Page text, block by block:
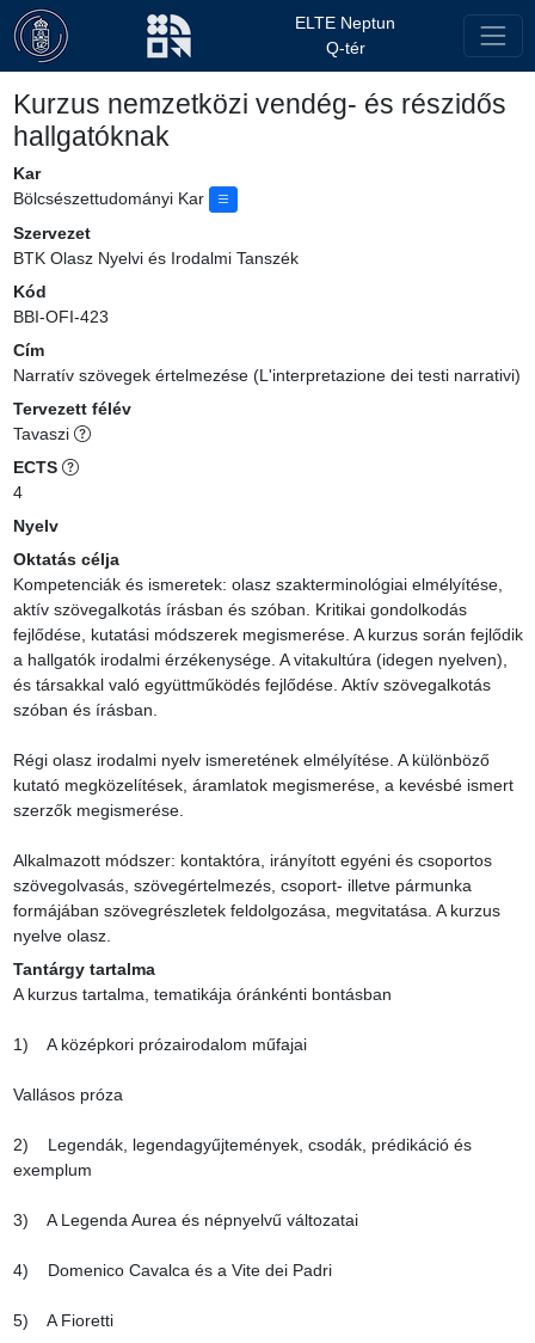
ELTE Neptun
Q-tér
Kurzus nemzetközi vendég- és részidős
hallgatóknak
Kar
Bölcsészettudományi Kar
Szervezet
BTK Olasz Nyelvi és Irodalmi Tanszék
Kód
BBI-OFI-423
Cím
Narratív szövegek értelmezése (L'interpretazione dei testi narrativi)
Tervezett félév
Tavaszi
ECTS
4
Nyelv
Oktatás célja
Kompetenciák és ismeretek: olasz szakterminológiai elmélyítése,
aktív szövegalkotás írásban és szóban. Kritikai gondolkodás
fejlődése, kutatási módszerek megismerése. A kurzus során fejlődik
a hallgatók irodalmi érzékenysége. A vitakultúra (idegen nyelven),
és társakkal való együttműködés fejlődése. Aktív szövegalkotás
szóban és írásban.
Régi olasz irodalmi nyelv ismeretének elmélyítése. A különböző
kutató megközelítések, áramlatok megismerése, a kevésbé ismert
szerzők megismerése.
Alkalmazott módszer: kontaktóra, irányított egyéni és csoportos
szövegolvasás, szövegértelmezés, csoport- illetve pármunka
formájában szövegrészletek feldolgozása, megvitatása. A kurzus
nyelve olasz.
Tantárgy tartalma
A kurzus tartalma, tematikája óránkénti bontásban
1)    A középkori prózairodalom műfajai
Vallásos próza
2)    Legendák, legendagyűjtemények, csodák, prédikáció és
exemplum
3)    A Legenda Aurea és népnyelvű változatai
4)    Domenico Cavalca és a Vite dei Padri
5)    A Fioretti